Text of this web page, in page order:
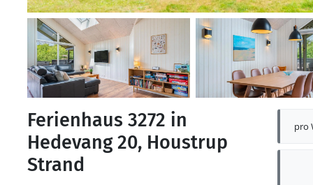
pro
Ferienhaus 3272 in
Hedevang 20, Houstrup
Strand